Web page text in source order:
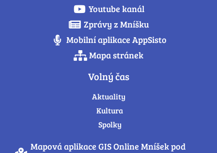
Youtube kanál
Zprávy z Mníšku
Mobilní aplikace AppSisto
Mapa stránek
Volný čas
Aktuality
Kultura
Spolky
Mapová aplikace GIS Online Mníšek pod